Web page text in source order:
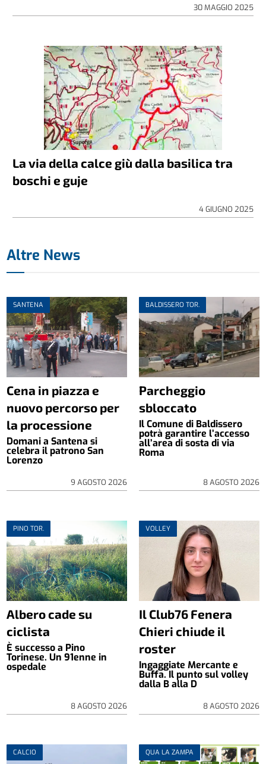
30 MAGGIO 2025
La via della calce giù dalla basilica tra
boschi e guje
4 GIUGNO 2025
Altre News
SANTENA
Cena in piazza e
nuovo percorso per
la processione
Domani a Santena si
celebra il patrono San
Lorenzo
9 AGOSTO 2026
BALDISSERO TOR.
Parcheggio
sbloccato
Il Comune di Baldissero
potrà garantire l’accesso
all’area di sosta di via
Roma
8 AGOSTO 2026
PINO TOR.
Albero cade su
ciclista
È successo a Pino
Torinese. Un 91enne in
ospedale
8 AGOSTO 2026
VOLLEY
Il Club76 Fenera
Chieri chiude il
roster
Ingaggiate Mercante e
Buffa. Il punto sul volley
dalla B alla D
8 AGOSTO 2026
CALCIO QUA LA ZAMPA